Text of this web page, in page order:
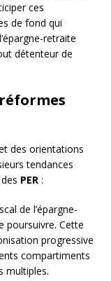
ces
de fond qui
retraite
détenteur de
des orientations
tendances
PER :
de l’épargne-
poursuivre. Cette
progressive
compartiments
multiples.